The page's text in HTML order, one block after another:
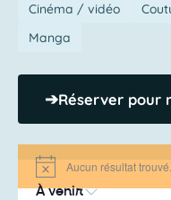
Cinéma / vidéo
Manga
➔Réserver pour
Notice Aucun résultat trouvé.
À venir